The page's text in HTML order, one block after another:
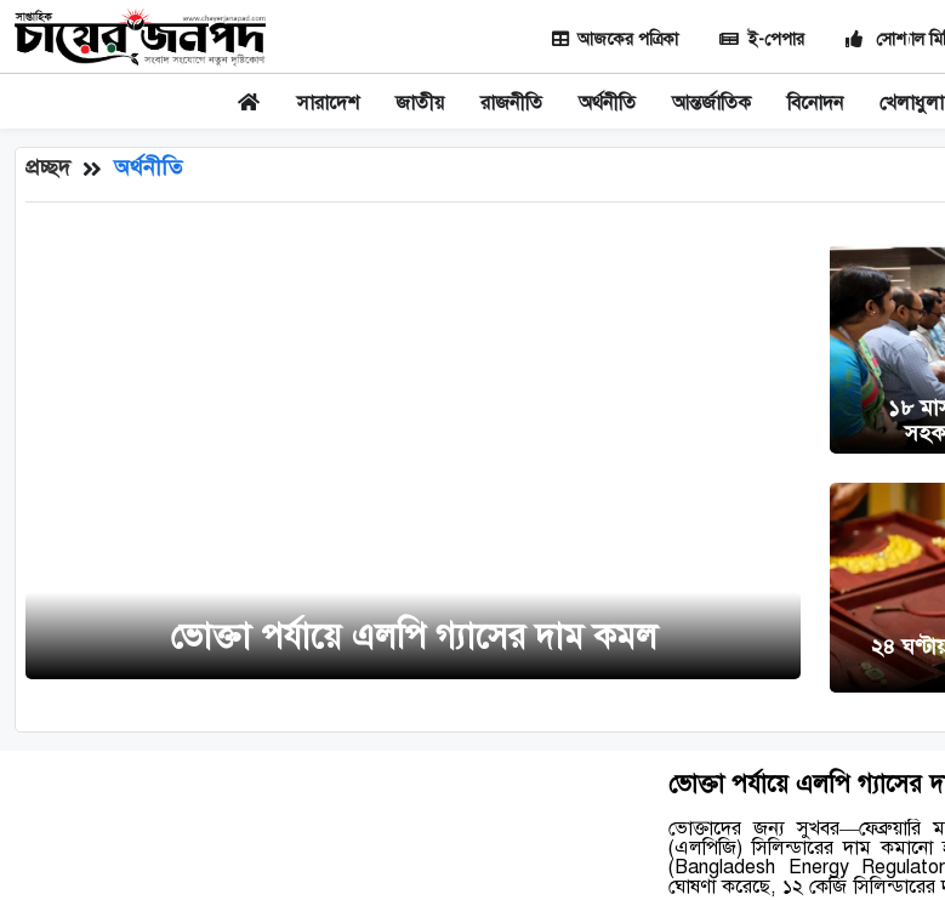
আজকের পত্রিকা ই-পেপার সোশ্যাল
সারাদেশ জাতীয় রাজনীতি অর্থনীতি আন্তর্জাতিক বিনোদন খেলাধুলা
প্রচ্ছদ অর্থনীতি
ভোক্তা পর্যায়ে এলপি গ্যাসের দাম কমল
১৮
২৪
ভোক্তা পর্যায়ে এলপি গ্যাসের
ভোক্তাদের জন্য সুখবর—ফেব্রুয়ারি
(এলপিজি) সিলিন্ডারের দাম কমানো
(Bangladesh Energy
ঘোষণা করেছে, ১২ কেজি সিলিন্ডারের